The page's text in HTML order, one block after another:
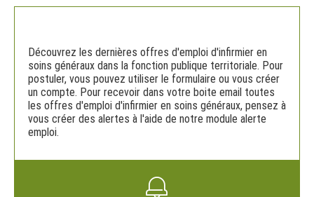
Découvrez les dernières offres d'emploi d'infirmier en
soins généraux dans la fonction publique territoriale. Pour
postuler, vous pouvez utiliser le formulaire ou vous créer
un compte. Pour recevoir dans votre boite email toutes
les offres d'emploi d'infirmier en soins généraux, pensez à
vous créer des alertes à l'aide de notre module alerte
emploi.